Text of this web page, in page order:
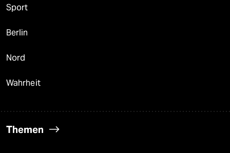
Sport
Berlin
Nord
Wahrheit
Themen